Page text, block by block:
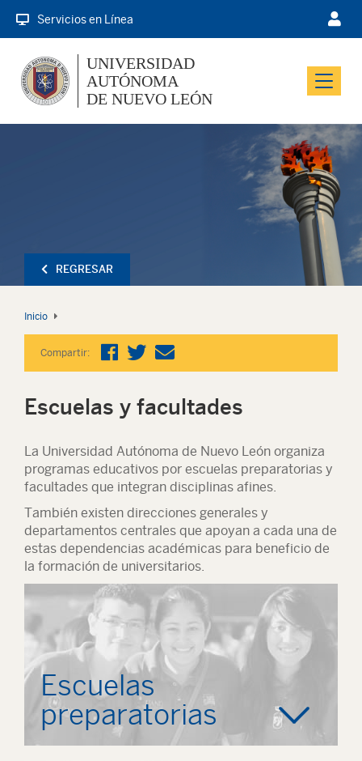
Servicios en Línea
Menu
UNIVERSIDAD
AUTÓNOMA
DE NUEVO LEÓN
REGRESAR
Inicio
Compartir:
Escuelas y facultades
La Universidad Autónoma de Nuevo León organiza
programas educativos por escuelas preparatorias y
facultades que integran disciplinas afines.
También existen direcciones generales y
departamentos centrales que apoyan a cada una de
estas dependencias académicas para beneficio de
la formación de universitarios.
Escuelas
preparatorias